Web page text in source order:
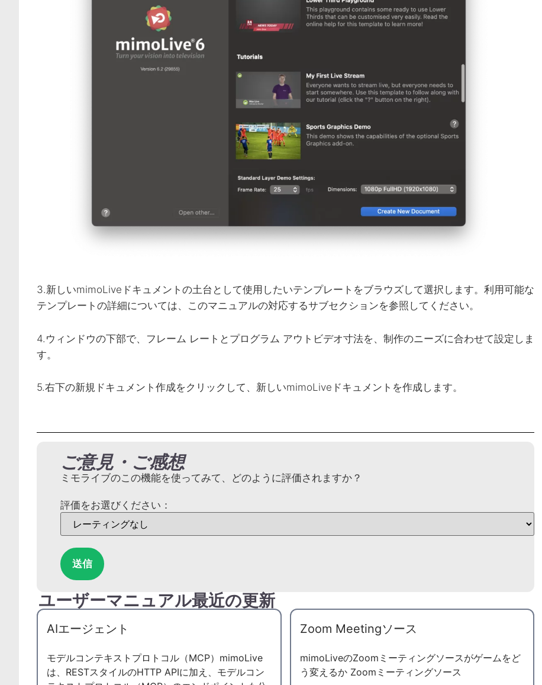
3.新しいmimoLiveドキュメントの土台として使用したいテンプレートをブラウズして選択します。利用可能な
テンプレートの詳細については、このマニュアルの対応するサブセクションを参照してください。
4.ウィンドウの下部で、 フレーム レート と プログラム アウト ビデオ寸法を、制作のニーズに合わせて設定しま
す。
5.右下の新規ドキュメント作成をクリックして、新しいmimoLiveドキュメントを作成します。
ご意見・ご感想
ミモライブのこの機能を使ってみて、どのように評価されますか？
評価をお選びください：
送信
ユーザーマニュアル最近の更新
AIエージェント
モデルコンテキストプロトコル（MCP）mimoLive
は、RESTスタイルのHTTP APIに加え、モデルコン
Zoom Meetingソース
mimoLiveのZoomミーティングソースがゲームをど
う変えるか Zoomミーティングソース
ES
SV